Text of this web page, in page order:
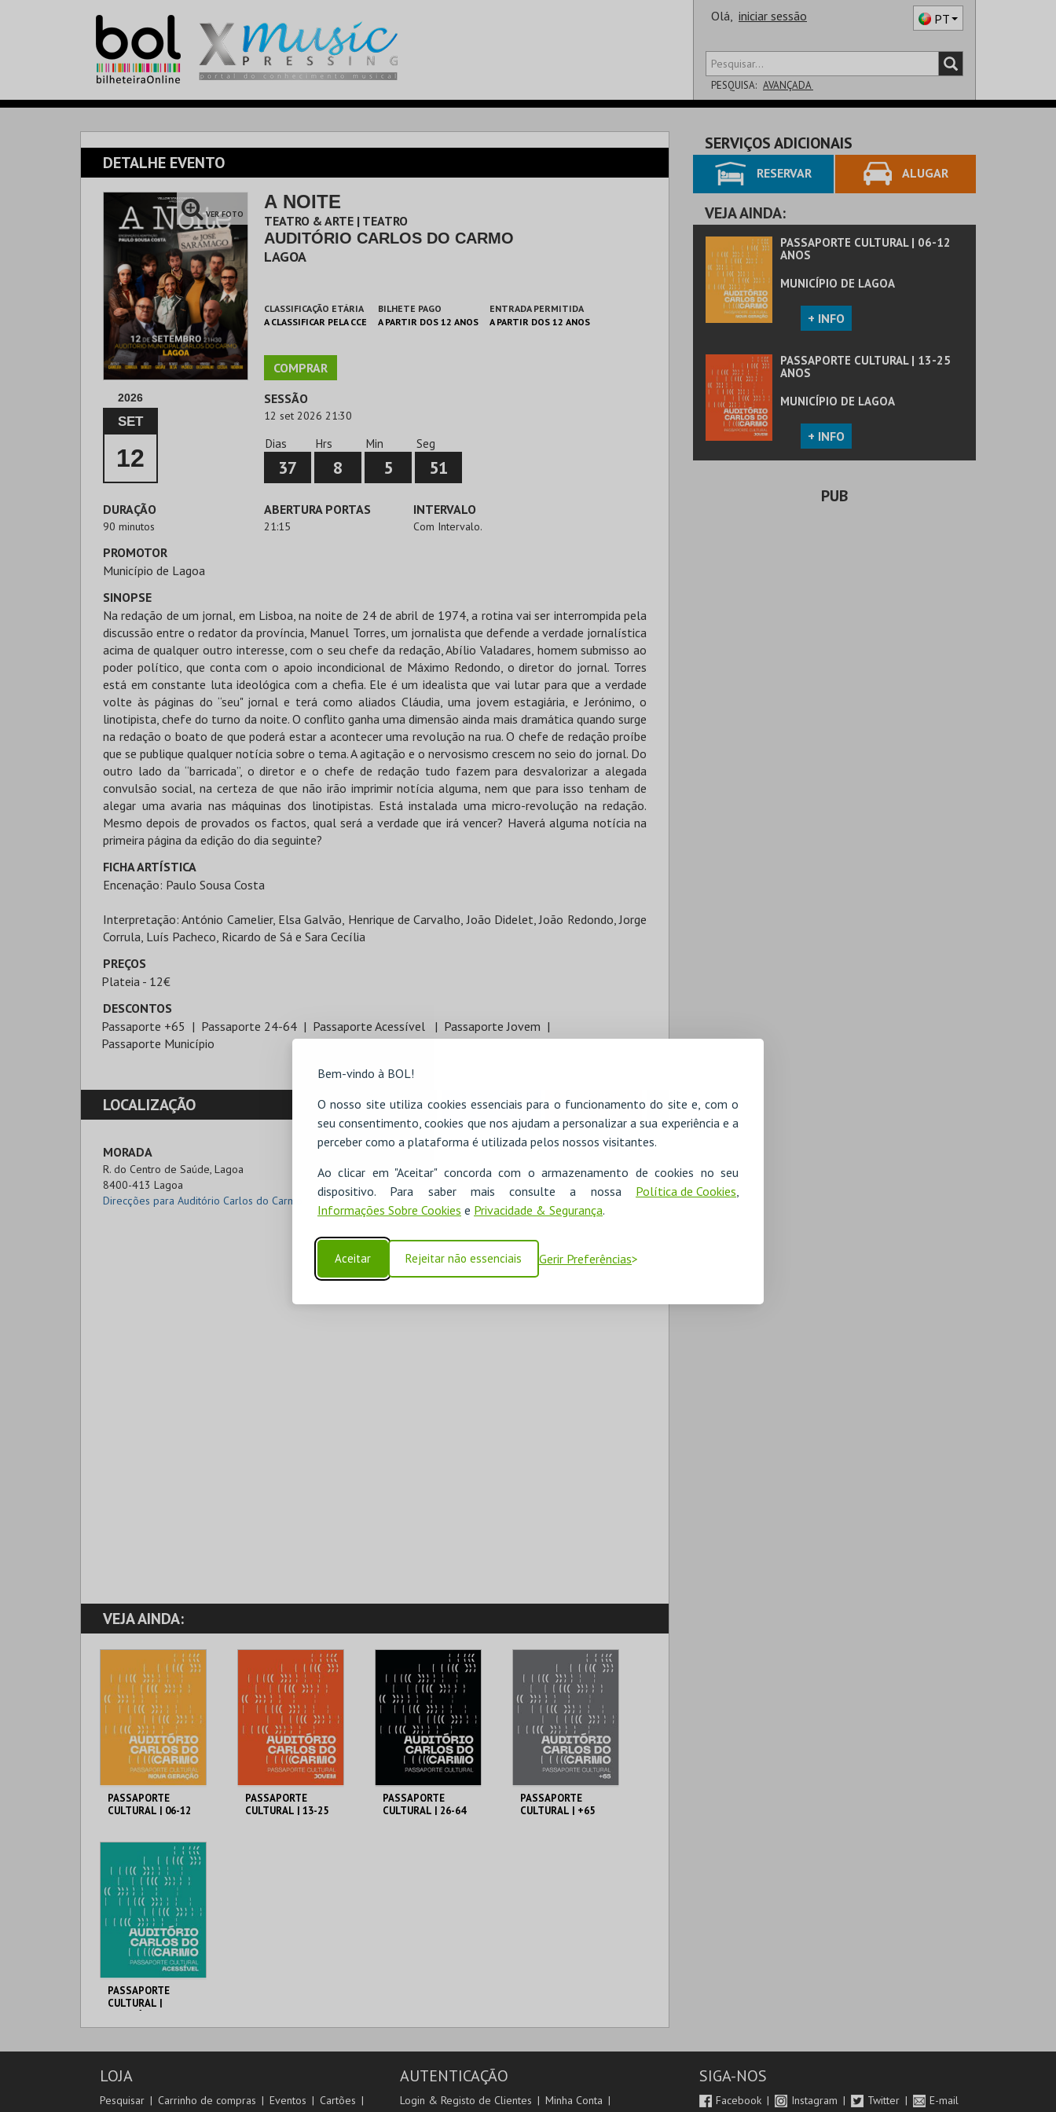
Bem-vindo à BOL!
O nosso site utiliza cookies essenciais para o funcionamento do site e, com o
seu consentimento, cookies que nos ajudam a personalizar a sua experiência e a
perceber como a plataforma é utilizada pelos nossos visitantes.
Ao clicar em "Aceitar" concorda com o armazenamento de cookies no seu
dispositivo. Para saber mais consulte a nossa Política de Cookies
Informações Sobre Cookies e Privacidade & Segurança.
Aceitar Rejeitar não essenciais Gerir Preferências
Olá, iniciar sessão PT
PESQUISA: AVANÇADA
SALA
DETALHE EVENTO
VER FOTO
A NOITE
TEATRO & ARTE | TEATRO
AUDITÓRIO CARLOS DO CARMO
LAGOA
CLASSIFICAÇÃO ETÁRIA
A CLASSIFICAR PELA CCE
BILHETE PAGO
A PARTIR DOS 12 ANOS
ENTRADA PERMITIDA
A PARTIR DOS 12 ANOS
COMPRAR
2026
SET
12
SESSÃO
12 set 2026 21:30
Dias
37
Hrs
8
Min
5
Seg
50
DURAÇÃO
90 minutos
ABERTURA PORTAS
21:15
INTERVALO
Com Intervalo.
PROMOTOR
Município de Lagoa
SINOPSE
Na redação de um jornal, em Lisboa, na noite de 24 de abril de 1974, a rotina vai ser interrompida pela
discussão entre o redator da província, Manuel Torres, um jornalista que defende a verdade jornalística
acima de qualquer outro interesse, com o seu chefe da redação, Abílio Valadares, homem submisso ao
poder político, que conta com o apoio incondicional de Máximo Redondo, o diretor do jornal. Torres
está em constante luta ideológica com a chefia. Ele é um idealista que vai lutar para que a verdade
volte às páginas do “seu" jornal e terá como aliados Cláudia, uma jovem estagiária, e Jerónimo, o
linotipista, chefe do turno da noite. O conflito ganha uma dimensão ainda mais dramática quando surge
na redação o boato de que poderá estar a acontecer uma revolução na rua. O chefe de redação proíbe
que se publique qualquer notícia sobre o tema. A agitação e o nervosismo crescem no seio do jornal. Do
outro lado da “barricada”, o diretor e o chefe de redação tudo fazem para desvalorizar a alegada
convulsão social, na certeza de que não irão imprimir notícia alguma, nem que para isso tenham de
alegar uma avaria nas máquinas dos linotipistas. Está instalada uma micro-revolução na redação.
Mesmo depois de provados os factos, qual será a verdade que irá vencer? Haverá alguma notícia na
primeira página da edição do dia seguinte?
FICHA ARTÍSTICA
Encenação: Paulo Sousa Costa
Interpretação: António Camelier, Elsa Galvão, Henrique de Carvalho, João Didelet, João Redondo, Jorge
Corrula, Luís Pacheco, Ricardo de Sá e Sara Cecília
PREÇOS
Plateia - 12€
DESCONTOS
Passaporte +65
Passaporte 24-64 Passaporte Acessível
Passaporte Jovem
Passaporte Município
LOCALIZAÇÃO RESERVAR HOTEL ALUGAR VIATURA
MORADA
R. do Centro de Saúde, Lagoa
8400-413 Lagoa
Direcções para Auditório Carlos do Carmo
VEJA AINDA:
PASSAPORTE
CULTURAL | 06-12
LAGOA
06-12 ANOS
MAIS INFO
COMPRAR
PASSAPORTE
CULTURAL | 13-25
PASSAPORTE
CULTURAL | 26-64
PASSAPORTE
CULTURAL | +65
PASSAPORTE
CULTURAL |
MUNICÍPIO DE
ACESSÍVEL
SERVIÇOS ADICIONAIS
RESERVAR ALUGAR
VEJA AINDA:
PASSAPORTE CULTURAL | 06-12
ANOS
MUNICÍPIO DE LAGOA
+ INFO
PASSAPORTE CULTURAL | 13-25
ANOS
MUNICÍPIO DE LAGOA
+ INFO
PUB
LOJA
Pesquisar Carrinho de compras Eventos
Cartões
AUTENTICAÇÃO
Login & Registo de Clientes
Minha Conta
SIGA-NOS
Facebook Instagram Twitter E-mail